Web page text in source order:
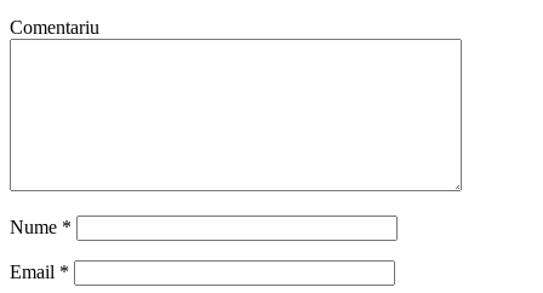
Comentariu
Nume *
Email *